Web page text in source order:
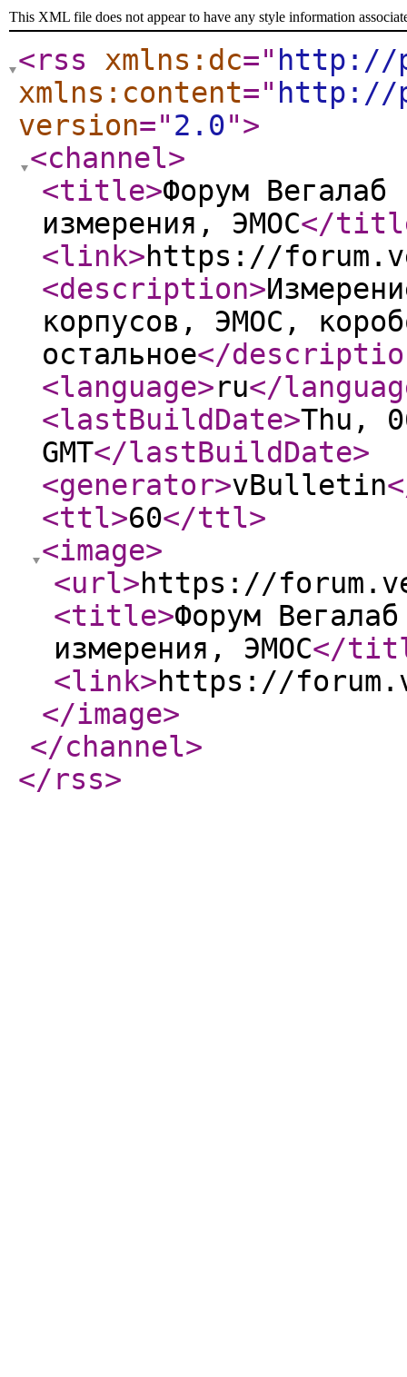
This XML file does not appear to have any style information
<rss xmlns:dc=" http://
xmlns:content=" http://
version="2.0">
<channel>
<title>Форум
измерения, ЭМОС</
<link>https://
<description>
корпусов, ЭМОС,
остальное</
<language>ru</
<lastBuildDate>Thu,
GMT</lastBuildDate>
<generator>vBulletin
<ttl>60</ttl>
<image>
<url>https://
<title>Форум
измерения, ЭМОС</
<link>https://
</image>
</channel>
</rss>